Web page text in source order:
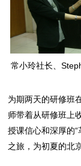
常小玲社长、
为期两天的研修班
师带着从研修班上
授课信心和深厚的
之旅，为初夏的北